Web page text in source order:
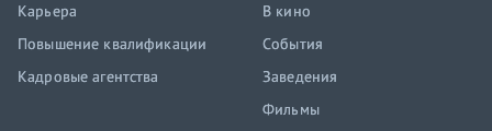
Карьера
Повышение квалификации
Кадровые агентства
В кино
События
Заведения
Фильмы